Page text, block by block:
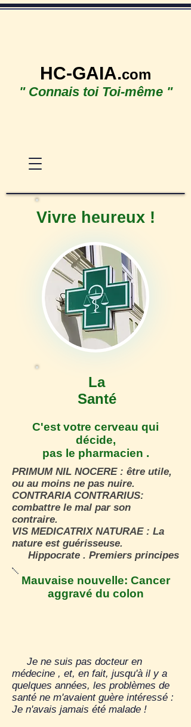
HC-GAIA.com
" Connais toi Toi-même "
Vivre heureux !
La
Santé
C'est votre cerveau qui
décide,
pas le pharmacien .
PRIMUM NIL NOCERE : être utile,
ou au moins ne pas nuire.
CONTRARIA CONTRARIUS:
combattre le mal par son
contraire.
VIS MEDICATRIX NATURAE : La
nature est guérisseuse.
Hippocrate . Premiers principes
Mauvaise nouvelle: Cancer
aggravé du colon
Je ne suis pas docteur en
médecine , et, en fait, jusqu'à il y a
quelques années, les problèmes de
santé ne m'avaient guère intéressé :
Je n'avais jamais été malade !